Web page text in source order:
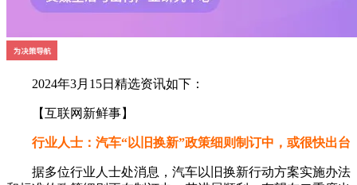
2024年3月15日精选资讯如下：
【互联网新鲜事】
行业人士：汽车“以旧换新”政策细则制订中，或很快出台
据多位行业人士处消息，汽车以旧换新行动方案实施办法